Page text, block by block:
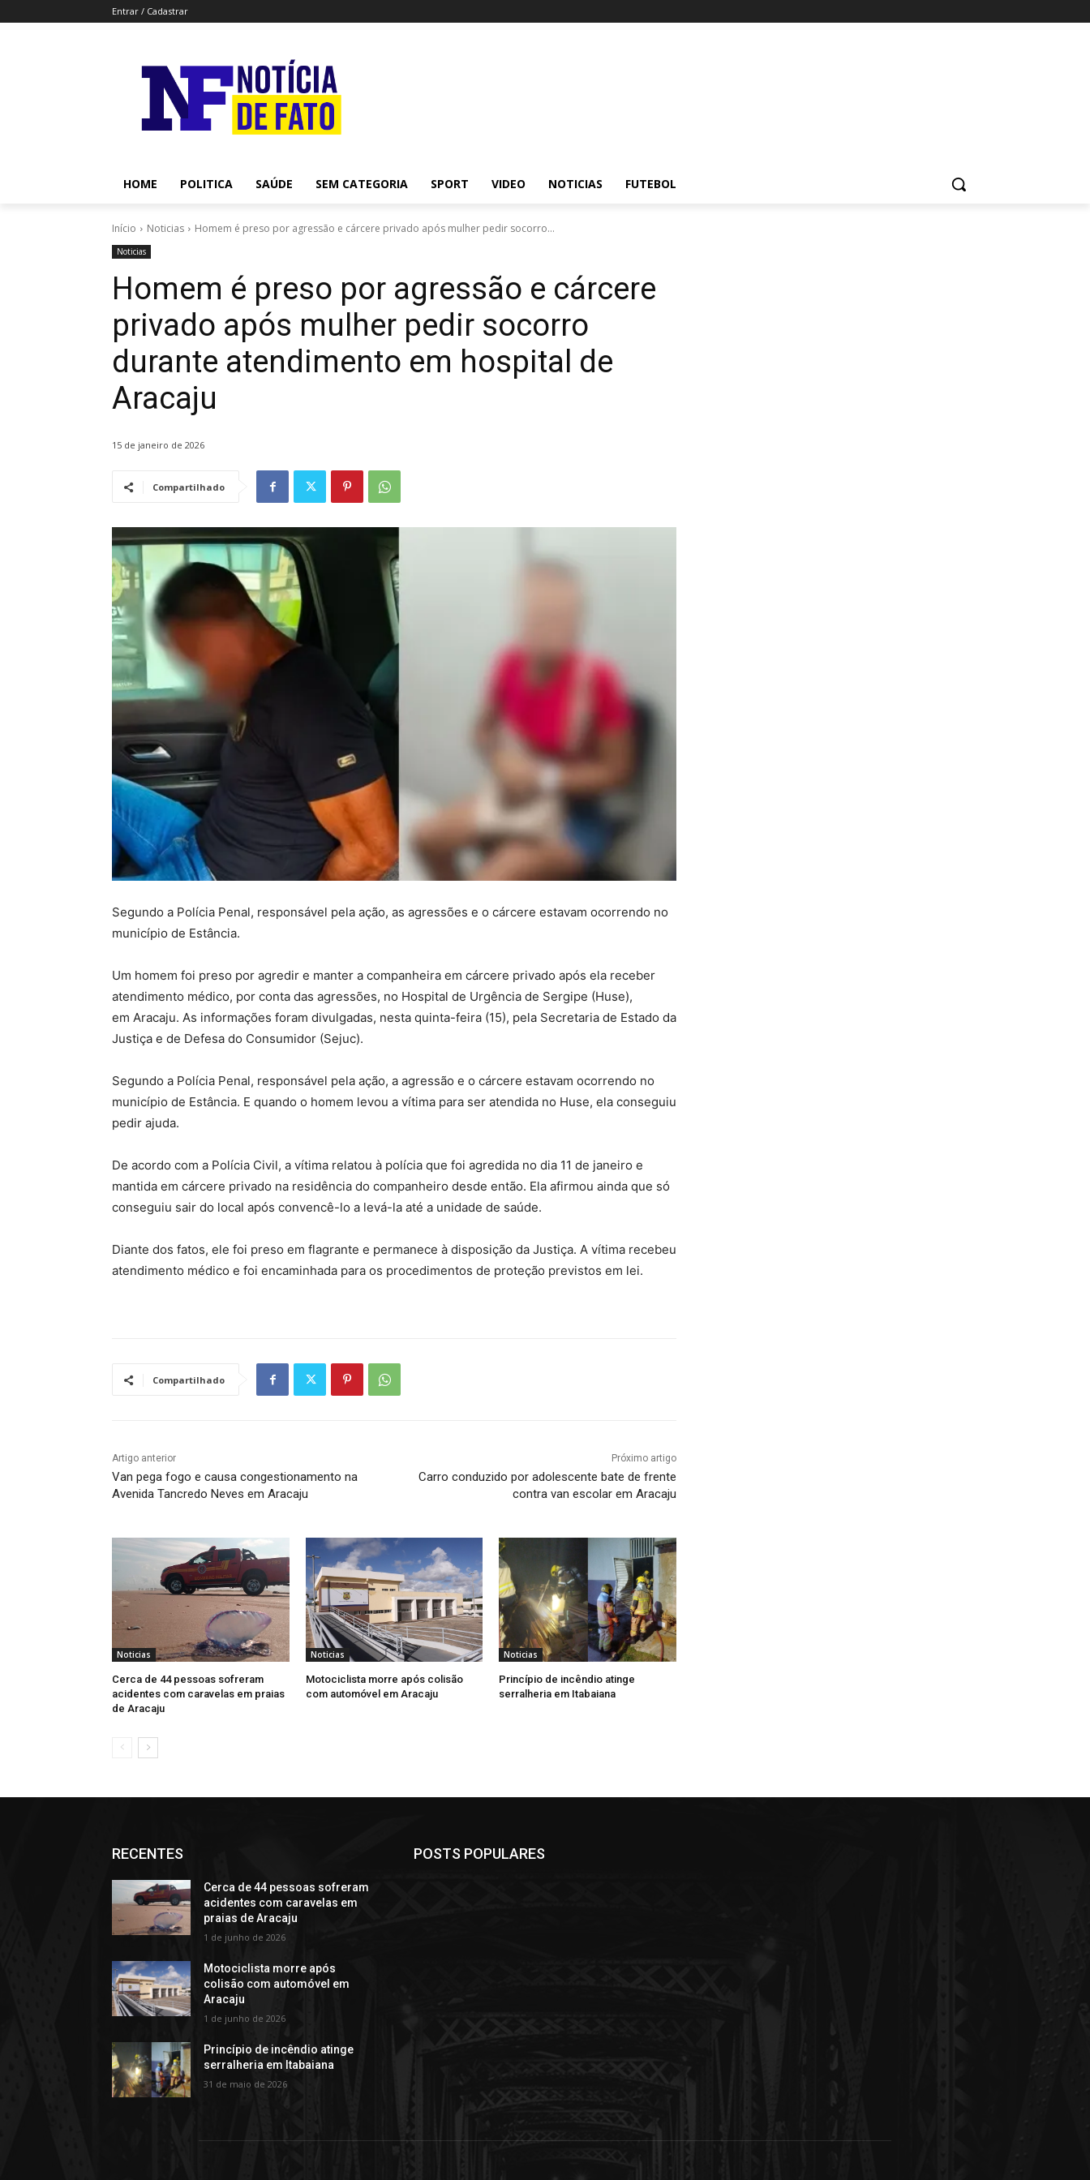
Entrar / Cadastrar
HOME POLITICA SAÚDE SEM CATEGORIA SPORT VIDEO NOTICIAS FUTEBOL
Início Noticias Homem é preso por agressão e cárcere privado após mulher pedir socorro...
Noticias
Homem é preso por agressão e cárcere
privado após mulher pedir socorro
durante atendimento em hospital de
Aracaju
15 de janeiro de 2026
Compartilhado
Segundo a Polícia Penal, responsável pela ação, as agressões e o cárcere estavam ocorrendo no
município de Estância.
Um homem foi preso por agredir e manter a companheira em cárcere privado após ela receber
atendimento médico, por conta das agressões, no Hospital de Urgência de Sergipe (Huse),
em Aracaju. As informações foram divulgadas, nesta quinta-feira (15), pela Secretaria de Estado da
Justiça e de Defesa do Consumidor (Sejuc).
Segundo a Polícia Penal, responsável pela ação, a agressão e o cárcere estavam ocorrendo no
município de Estância. E quando o homem levou a vítima para ser atendida no Huse, ela conseguiu
pedir ajuda.
De acordo com a Polícia Civil, a vítima relatou à polícia que foi agredida no dia 11 de janeiro e
mantida em cárcere privado na residência do companheiro desde então. Ela afirmou ainda que só
conseguiu sair do local após convencê-lo a levá-la até a unidade de saúde.
Diante dos fatos, ele foi preso em flagrante e permanece à disposição da Justiça. A vítima recebeu
atendimento médico e foi encaminhada para os procedimentos de proteção previstos em lei.
Compartilhado
Artigo anterior
Van pega fogo e causa congestionamento na
Avenida Tancredo Neves em Aracaju
Próximo artigo
Carro conduzido por adolescente bate de frente
contra van escolar em Aracaju
Noticias
Cerca de 44 pessoas sofreram
acidentes com caravelas em praias
de Aracaju
Noticias
Motociclista morre após colisão
com automóvel em Aracaju
Noticias
Princípio de incêndio atinge
serralheria em Itabaiana
RECENTES
Cerca de 44 pessoas sofreram
acidentes com caravelas em
praias de Aracaju
1 de junho de 2026
Motociclista morre após
colisão com automóvel em
Aracaju
1 de junho de 2026
Princípio de incêndio atinge
serralheria em Itabaiana
31 de maio de 2026
POSTS POPULARES